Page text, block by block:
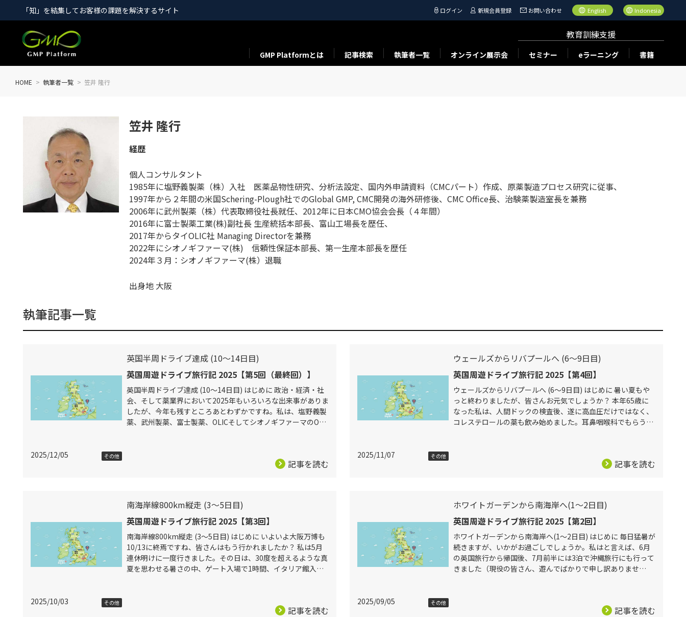
「知」を結集してお客様の課題を解決するサイト ログイン 新規会員登録 お問い合わせ English Indonesia
GMP Platformとは 記事検索 執筆者一覧 オンライン展示会
教育訓練支援
セミナー eラーニング 書籍
HOME 執筆者一覧 笠井 隆行
笠井 隆行
経歴
個人コンサルタント
1985年に塩野義製薬（株）入社 医薬品物性研究、分析法設定、国内外申請資料（CMCパート）作成、原薬製造プロセス研究に従事、
1997年から２年間の米国Schering-Plough社でのGlobal GMP, CMC開発の海外研修後、CMC Office長、治験薬製造室長を兼務
2006年に武州製薬（株）代表取締役社長就任、2012年に日本CMO協会会長（４年間）
2016年に富士製薬工業(株)副社長 生産統括本部長、富山工場長を歴任、
2017年からタイOLIC社 Managing Directorを兼務
2022年にシオノギファーマ(株) 信頼性保証本部長、第一生産本部長を歴任
2024年３月：シオノギファーマ(株）退職
出身地 大阪
執筆記事一覧
2025/12/05 その他
英国半周ドライブ達成 (10～14日目)
英国周遊ドライブ旅行記 2025【第5回（最終回）】
英国半周ドライブ達成 (10～14日目) はじめに 政治・経済・社
会、そして薬業界において2025年もいろいろな出来事がありま
したが、今年も残すところあとわずかですね。私は、塩野義製
薬、武州製薬、富士製薬、OLICそしてシオノギファーマのOB
記事を読む
2025/11/07 その他
ウェールズからリバプールへ (6～9日目)
英国周遊ドライブ旅行記 2025【第4回】
ウェールズからリバプールへ (6～9日目) はじめに 暑い夏もや
っと終わりましたが、皆さんお元気でしょうか？ 本年65歳に
なった私は、人間ドックの検査後、遂に高血圧だけではなく、
コレステロールの薬も飲み始めました。耳鼻咽喉科でもらう去
記事を読む
2025/10/03 その他
南海岸線800km縦走 (3～5日目)
英国周遊ドライブ旅行記 2025【第3回】
南海岸線800km縦走 (3～5日目) はじめに いよいよ大阪万博も
10/13に終焉ですね、皆さんはもう行かれましたか？ 私は5月
連休明けに一度行きました。その日は、30度を超えるような真
夏を思わせる暑さの中、ゲート入場で1時間、イタリア館入場
記事を読む
2025/09/05 その他
ホワイトガーデンから南海岸へ(1～2日目)
英国周遊ドライブ旅行記 2025【第2回】
ホワイトガーデンから南海岸へ(1～2日目) はじめに 毎日猛暑が
続きますが、いかがお過ごしでしょうか。私はと言えば、6月
の英国旅行から帰国後、7月前半には3泊で沖縄旅行にも行って
きました（現役の皆さん、遊んでばかりで申し訳ありませ
記事を読む